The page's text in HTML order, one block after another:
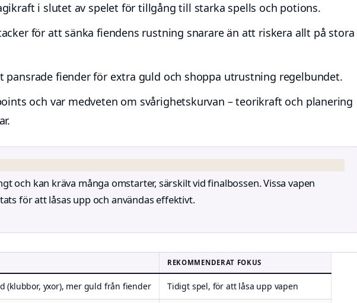
i slutet av spelet för tillgång till starka spells och potions.
för att sänka fiendens rustning snarare än att riskera allt på stora
pansrade fiender för extra guld och shoppa utrustning regelbundet.
och var medveten om svårighetskurvan – teorikraft och planering
och kan kräva många omstarter, särskilt vid finalbossen. Vissa vapen
för att låsas upp och användas effektivt.
REKOMMENDERAT FOKUS
(klubbor, yxor), mer guld från fiender Tidigt spel, för att låsa upp vapen